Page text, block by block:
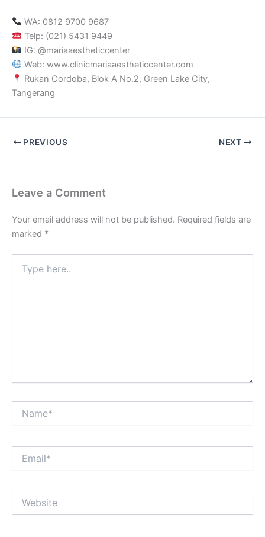
WA: 0812 9700 9687
Telp: (021) 5431 9449
IG: @mariaaestheticcenter
Web: www.clinicmariaaestheticcenter.com
Rukan Cordoba, Blok A No.2, Green Lake City,
Tangerang
PREVIOUS NEXT
Leave a Comment
Your email address will not be published. Required fields are
marked *
here..